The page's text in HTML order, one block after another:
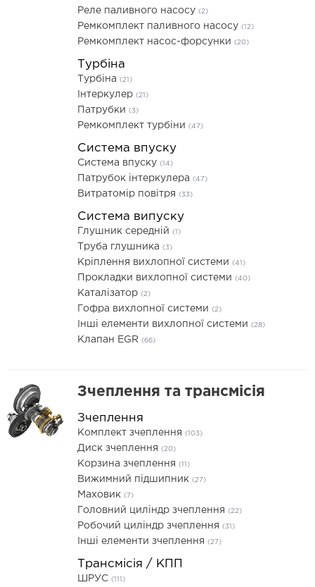
Реле паливного насосу (2)
Ремкомплект паливного насосу (12)
Ремкомплект насос-форсунки (20)
Турбіна
Турбіна (21)
Інтеркулер (21)
Патрубки (3)
Ремкомплект турбіни (47)
Система впуску
Система впуску (14)
Патрубок інтеркулера (47)
Витратомір повітря (33)
Система випуску
Глушник середній (1)
Труба глушника (3)
Кріплення вихлопної системи (41)
Прокладки вихлопної системи (40)
Каталізатор (2)
Гофра вихлопної системи (2)
Інші елементи вихлопної системи (28)
Клапан EGR (66)
Зчеплення та трансмісія
Зчеплення
Комплект зчеплення (103)
Диск зчеплення (20)
Корзина зчеплення (11)
Вижимний підшипник (27)
Маховик (7)
Головний циліндр зчеплення (22)
Робочий циліндр зчеплення (31)
Інші елементи зчеплення (27)
Трансмісія / КПП
ШРУС (111)